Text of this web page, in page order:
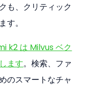
も、クリティック
す。
k2 は Milvus ベク
ます。検索、ファ
のスマートなチャ